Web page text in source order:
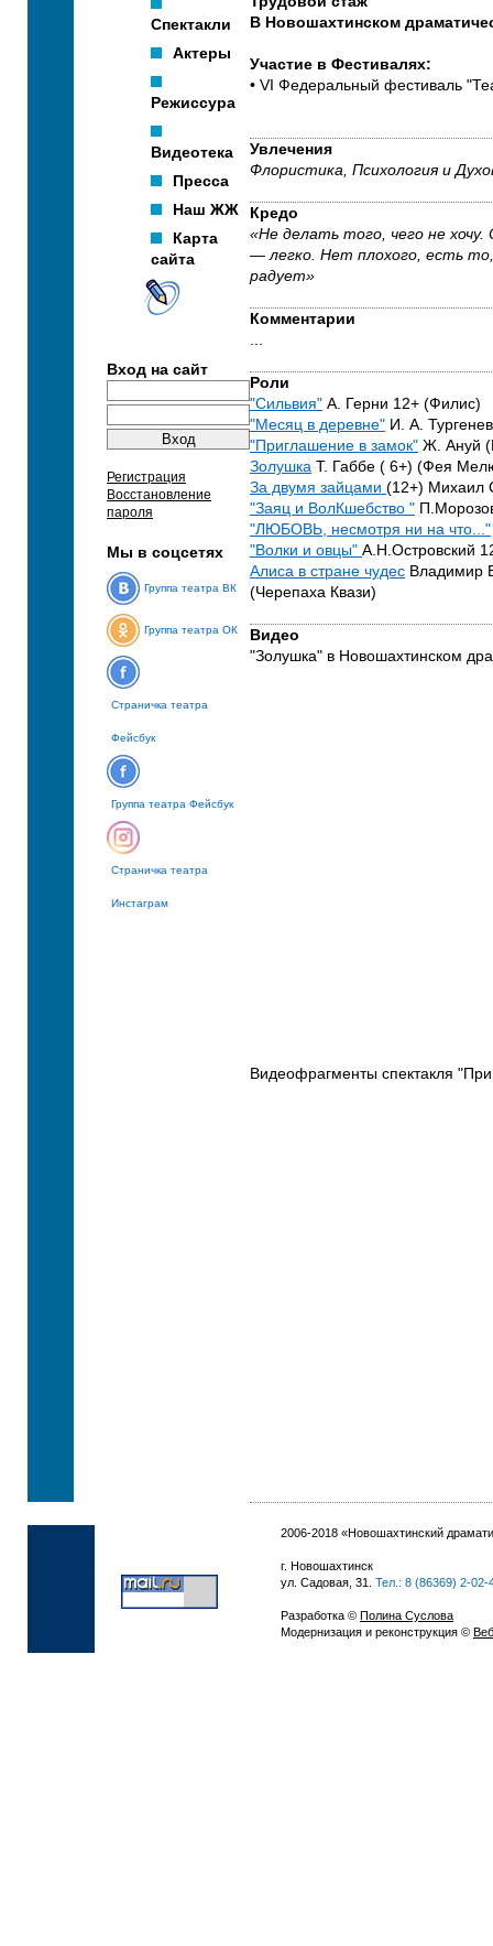
Спектакли
Актеры
Режиссура
Видеотека
Пресса
Наш ЖЖ
Карта
сайта
Вход на сайт
Регистрация
Восстановление
пароля
Мы в соцсетях
Группа театра ВК
Группа театра ОК
Страничка театра
Фейсбук
Группа театра Фейсбук
Страничка театра
Инстаграм
В Новошахтинском
Участие в Фестивалях:
• VI Федеральный фестиваль
Увлечения
Флористика, Психология и
Кредо
«Не делать того, чего не
— легко. Нет плохого, есть
радует»
Комментарии
...
Роли
"Сильвия" А. Герни 12+ (Филис)
"Месяц в деревне" И. А.
"Приглашение в замок" Ж. Ануй
Золушка Т. Габбе ( 6+) (Фея
За двумя зайцами (12+) Михаил
"Заяц и ВолКшебство "
"ЛЮБОВЬ, несмотря ни на что..."
"Волки и овцы" А.Н.Островский
Алиса в стране чудес Владимир
(Черепаха Квази)
Видео
"Золушка" в Новошахтинском
Видеофрагменты спектакля
2006-2018 «Новошахтинский
г. Новошахтинск
ул. Садовая, 31. Тел.: 8 (86369) 2-02-
Разработка © Полина Суслова
Модернизация и реконструкция ©